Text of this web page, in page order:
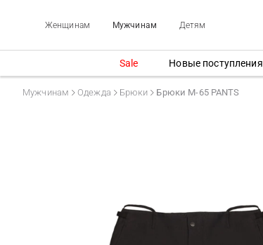
Женщинам Мужчинам Детям
Sale Новые поступления
Мужчинам Одежда Брюки Брюки M-65 PANTS